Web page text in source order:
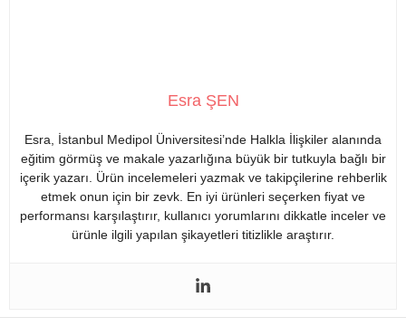
Esra ŞEN
Esra, İstanbul Medipol Üniversitesi’nde Halkla İlişkiler alanında
eğitim görmüş ve makale yazarlığına büyük bir tutkuyla bağlı bir
içerik yazarı. Ürün incelemeleri yazmak ve takipçilerine rehberlik
etmek onun için bir zevk. En iyi ürünleri seçerken fiyat ve
performansı karşılaştırır, kullanıcı yorumlarını dikkatle inceler ve
ürünle ilgili yapılan şikayetleri titizlikle araştırır.